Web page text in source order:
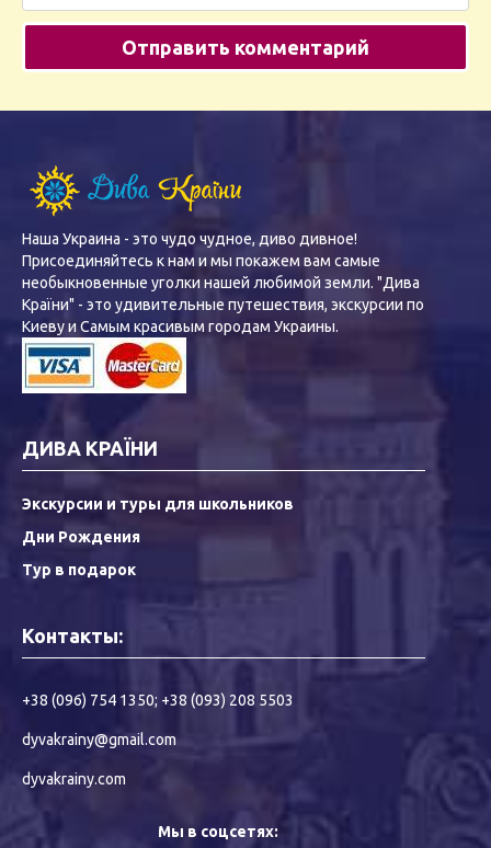
Наша Украина - это чудо чудное, диво дивное!
Присоединяйтесь к нам и мы покажем вам самые
необыкновенные уголки нашей любимой земли. "Дива
Країни" - это удивительные путешествия, экскурсии по
Киеву и Самым красивым городам Украины.
ДИВА КРАЇНИ
Экскурсии и туры для школьников
Дни Рождения
Тур в подарок
Контакты:
+38 (096) 754 1350; +38 (093) 208 5503
dyvakrainy@gmail.com
dyvakrainy.com
Мы в соцсетях: